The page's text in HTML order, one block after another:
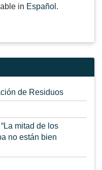
in Español .
de Residuos
mitad de los
no están bien